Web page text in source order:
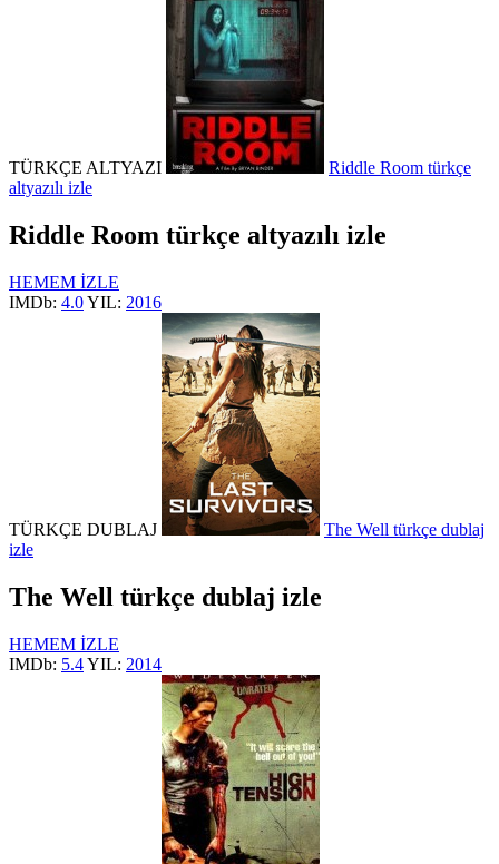
TÜRKÇE ALTYAZI
Riddle Room türkçe
altyazılı izle
Riddle Room türkçe altyazılı izle
HEMEM İZLE
IMDb: 4.0YIL: 2016
TÜRKÇE DUBLAJ
The Well türkçe dublaj
izle
The Well türkçe dublaj izle
HEMEM İZLE
IMDb: 5.4YIL: 2014